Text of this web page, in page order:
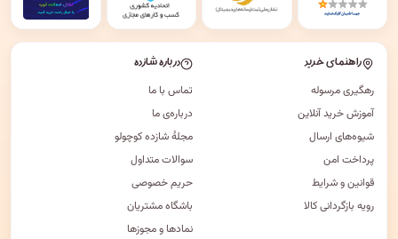
راهنمای خرید
رهگیری مرسوله
آموزش خرید آنلاین
شیوه‌های ارسال
پرداخت امن
قوانین و شرایط
رویه بازگردانی کالا
درباره شازده
تماس با ما
درباره‌ی ما
مجلهٔ شازده کوچولو
سوالات متداول
حریم خصوصی
باشگاه مشتریان
نمادها و مجوزها